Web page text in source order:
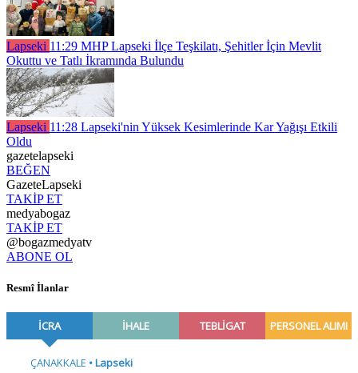
Lapseki 11:29 MHP Lapseki İlçe Teşkilatı, Şehitler İçin Mevlit
Okuttu ve Tatlı İkramında Bulundu
Lapseki 11:28 Lapseki'nin Yüksek Kesimlerinde Kar Yağışı Etkili
Oldu
gazetelapseki
BEĞEN
GazeteLapseki
TAKİP ET
medyabogaz
TAKİP ET
@bogazmedyatv
ABONE OL
Resmî İlanlar